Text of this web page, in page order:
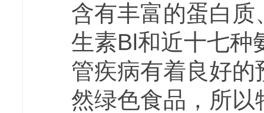
含有丰富的蛋白
生素Bl和近十七种
管疾病有着良好
然绿色食品，所